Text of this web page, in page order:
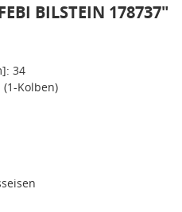
BILSTEIN 178737"
34
Kolben)